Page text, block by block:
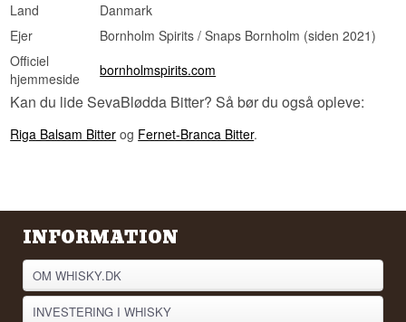
Land
Danmark
Ejer
Bornholm Spirits / Snaps Bornholm (siden 2021)
Officiel
hjemmeside
bornholmspirits.com
Kan du lide SevaBlødda Bitter? Så bør du også opleve:
Riga Balsam Bitter og Fernet-Branca Bitter.
INFORMATION
OM WHISKY.DK
INVESTERING I WHISKY